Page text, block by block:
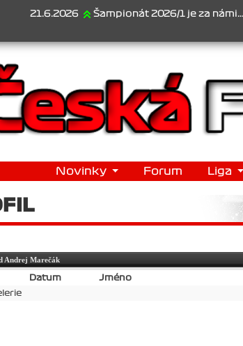
21.6.2026 Šampionát 2026/1 je za námi...1.
Novinky Forum Liga
Andrej Marečák
Datum Jméno